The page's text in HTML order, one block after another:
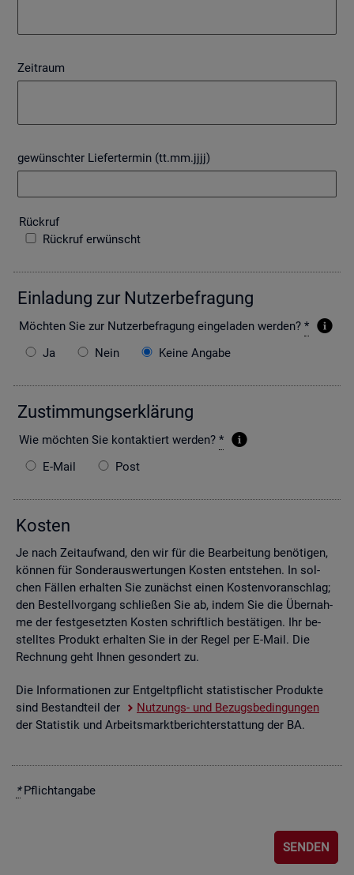
Zeitraum
gewünschter Liefertermin (tt.mm.jjjj)
Rück­ruf
Rückruf erwünscht
Ein­la­dung zur Nut­zer­be­fra­gung
Möch­ten Sie zur Nut­zer­be­fra­gung ein­ge­la­den wer­den? *
Ja
Nein Keine Angabe
Zu­stim­mungs­er­klä­rung
Wie möch­ten Sie kon­tak­tiert wer­den? *
E-Mail
Post
Kos­ten
Je nach Zeit­auf­wand, den wir für die Be­ar­bei­tung be­nö­ti­gen,
kön­nen für Son­der­aus­wer­tun­gen Kos­ten ent­ste­hen. In sol­
chen Fäl­len er­hal­ten Sie zu­nächst einen Kos­ten­vor­anschlag;
den Be­stell­vor­gang schlie­ßen Sie ab, indem Sie die Über­nah­
me der fest­ge­setz­ten Kos­ten schrift­lich be­stä­ti­gen. Ihr be­
stell­tes Pro­dukt er­hal­ten Sie in der Regel per E-Mail. Die
Rech­nung geht Ihnen ge­son­dert zu.
Die In­for­ma­tio­nen zur Ent­gelt­pflicht sta­tis­ti­scher Pro­duk­te
sind Be­stand­teil der
Nut­zungs- und Be­zugs­be­din­gun­gen
der Sta­tis­tik und Ar­beits­markt­be­richt­erstat­tung der BA.
*Pflicht­an­ga­be